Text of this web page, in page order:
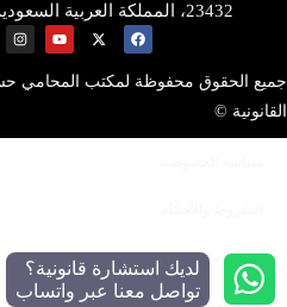
23432، المملكة العربية السعودية.
جميع الحقوق محفوظة لمكتب المحامي
القانونية ©
سياسة ملفات تعريف الارتباط
لديك استشارة قانونية؟
تواصل معنا عبر واتساب